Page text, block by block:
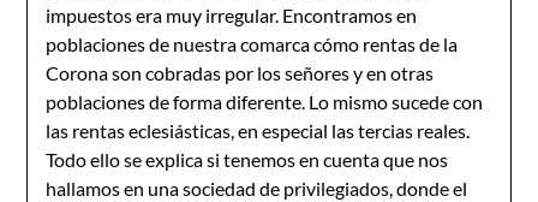
impuestos era muy irregular. Encontramos en
poblaciones de nuestra comarca cómo rentas de la
Corona son cobradas por los señores y en otras
poblaciones de forma diferente. Lo mismo sucede con
las rentas eclesiásticas, en especial las tercias reales.
Todo ello se explica si tenemos en cuenta que nos
hallamos en una sociedad de privilegiados, donde el